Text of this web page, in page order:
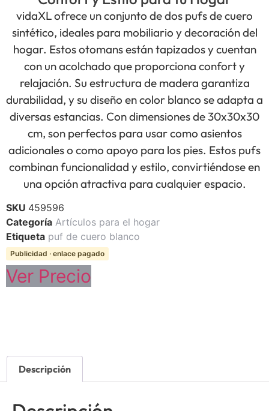
vidaXL ofrece un conjunto de dos pufs de cuero
sintético, ideales para mobiliario y decoración del
hogar. Estos otomans están tapizados y cuentan
con un acolchado que proporciona confort y
relajación. Su estructura de madera garantiza
durabilidad, y su diseño en color blanco se adapta a
diversas estancias. Con dimensiones de 30x30x30
cm, son perfectos para usar como asientos
adicionales o como apoyo para los pies. Estos pufs
combinan funcionalidad y estilo, convirtiéndose en
una opción atractiva para cualquier espacio.
SKU 459596
Categoría Artículos para el hogar
Etiqueta puf de cuero blanco
Publicidad · enlace pagado
Ver Precio
Descripción